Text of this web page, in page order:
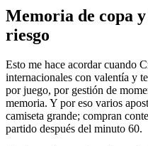
Memoria de copa
riesgo
Esto me hace acordar cuando
internacionales con valentía y
por juego, por gestión de
memoria. Y por eso varios
camiseta grande; compran
partido después del minuto 60.